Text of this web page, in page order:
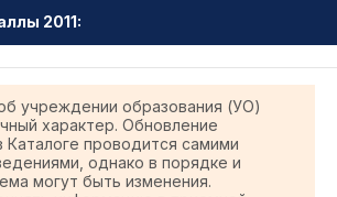
2011:
учреждении образования (УО)
характер. Обновление
Каталоге проводится самими
однако в порядке и
могут быть изменения.